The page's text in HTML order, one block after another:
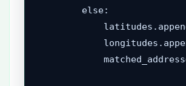
        else: